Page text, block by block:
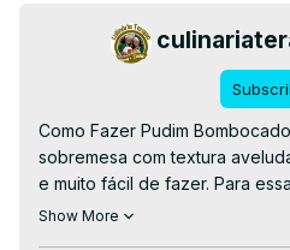
Como Fazer Pudim
sobremesa com textura
e muito fácil de fazer. Para
site: culinariaterapia.com
Show More